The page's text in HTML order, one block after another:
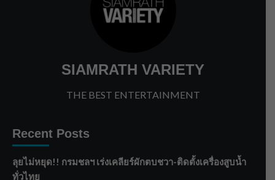
SIAMRATH VARIETY
THE BEST ENTERTAINMENT
Recent Posts
ลุยไม่หยุด!! กรมชลฯ เร่งเคลียร์ผักตบชวา-ติดตั้งเครื่องสูบน้ำ
ทั่วไทย